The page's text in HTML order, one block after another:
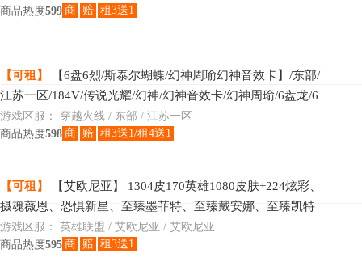
商品热度599 商 赔 租3送1
【可租】
【6盘6烈/斯泰尔蝴蝶/幻神周瑜幻神音效卡】/东部/
江苏一区/184V/传说光耀/幻神/幻神音效卡/幻神周瑜/6盘龙/6
烈龙/斯泰尔蝴蝶/雷霆套/COP雷霆/Q
游戏区服： 穿越火线 / 东部 / 江苏一区
商品热度598 商 赔 租3送1/租4送1
【可租】
【艾欧尼亚】 1304皮170英雄1080皮肤+224炫彩、
摄魂薇恩、恐惧新星、至臻墨菲特、至臻戴安娜、至臻凯特
琳、至臻潘森、至臻迦娜、至臻萨勒芬妮、至臻凯隐、
游戏区服： 英雄联盟 / 艾欧尼亚 / 艾欧尼亚
商品热度595 商 赔 租3送1